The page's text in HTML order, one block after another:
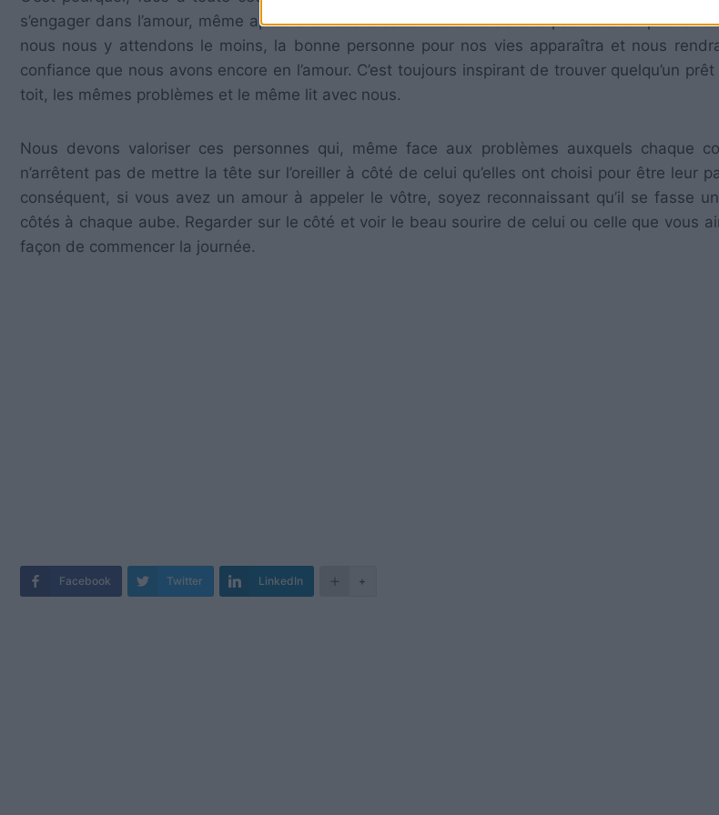
s’engager dans l’amour, même après avoir été blessé. Nous ne devons pas nous empêcher
nous nous y attendons le moins, la bonne personne pour nos vies apparaîtra et nous
confiance que nous avons encore en l’amour. C’est toujours inspirant de trouver quelqu’un
toit, les mêmes problèmes et le même lit avec nous.
Nous devons valoriser ces personnes qui, même face aux problèmes auxquels chaque
n’arrêtent pas de mettre la tête sur l’oreiller à côté de celui qu’elles ont choisi pour être leur
conséquent, si vous avez un amour à appeler le vôtre, soyez reconnaissant qu’il se fasse
côtés à chaque aube. Regarder sur le côté et voir le beau sourire de celui ou celle que vous
façon de commencer la journée.
Facebook Twitter LinkedIn +